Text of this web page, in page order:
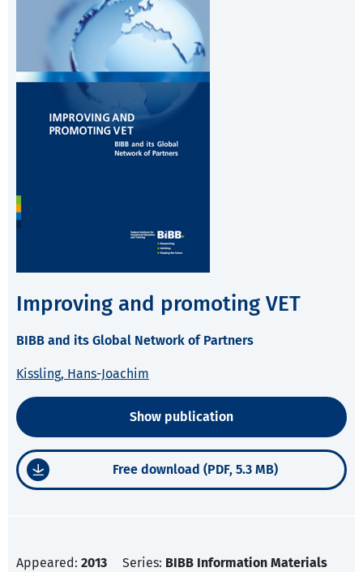
Improving and promoting VET
BIBB and its Global Network of Partners
Kissling, Hans-Joachim
Show publication
Free download (PDF, 5.3 MB)
Appeared: 2013 Series: BIBB Information Materials